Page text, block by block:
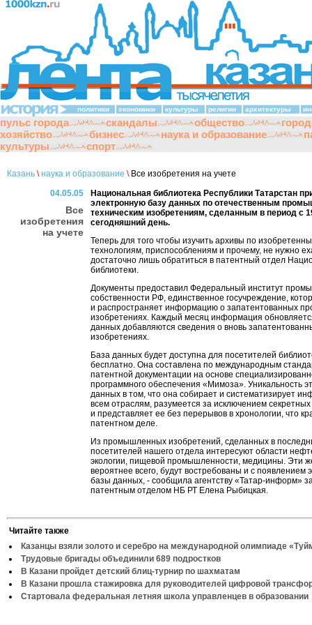
политики экономики культуры религии архитектуры
пульс города скандалы общество
хозяйство
бизнес наука и образование
культуры
спорт
Казань \ наука и образование \Все изобретения на учете
04.05.05
Все
изобретения
на учете
Национальная библиотека Республики Татарстан
электронную базу данных по отечественным
техническим изобретениям, сделанным в период с
сегодняшний день.
Теперь для того чтобы изучить архивы по
технологиям, приспособлениям и прочему, не нужно
достаточно лишь обратиться в патентный отдел
библиотеки.
Документы предоставил Федеральный институт
собственности РФ, единственное госучреждение,
и распространяет информацию о запатентованных
изобретениях. Каждый месяц информация
данных добавляются сведения о вновь
изобретениях.
База данных будет доступна для посетителей
бесплатно. Она составлена по международным
патентной документации на основе
программного обеспечения «Мимоза». Уникальность
данных в том, что она собирает и систематизирует
всем отраслям, разумеется за исключением
и представляет ее без перерывов в хронологии, что
патентном деле.
Из промышленных изобретений, сделанных в
посетителей нашего отдела интересуют области
экологии, пищевой промышленности, медицины. Эти
вероятнее всего, будут востребованы и с появлением
базы данных, - сообщила агентству «Татар-информ»
патентным отделом НБ РТ Елена Рыбицкая.
Читайте также
Казанцы взяли золото и серебро на международной олимпиаде
Трудовые бригады объединили 689 подростков
В Казани пройдет детский блиц-турнир по шахматам
В Казани прошла стажировка для руководителей цифровой
Стартовала федеральная летняя школа управленцев в образовании